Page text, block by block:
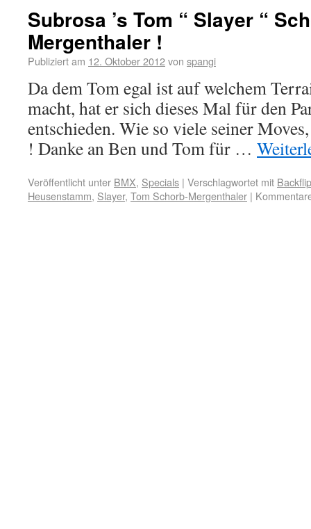
Subrosa ’s Tom “ Slayer “
Mergenthaler !
Publiziert am 12. Oktober 2012von spangi
Da dem Tom egal ist auf welchem
macht, hat er sich dieses Mal für den
entschieden. Wie so viele seiner
! Danke an Ben und Tom für …
Veröffentlicht unter BMX, Specials | Verschlagwortet mit Backflip
Heusenstamm, Slayer, Tom Schorb-Mergenthaler |